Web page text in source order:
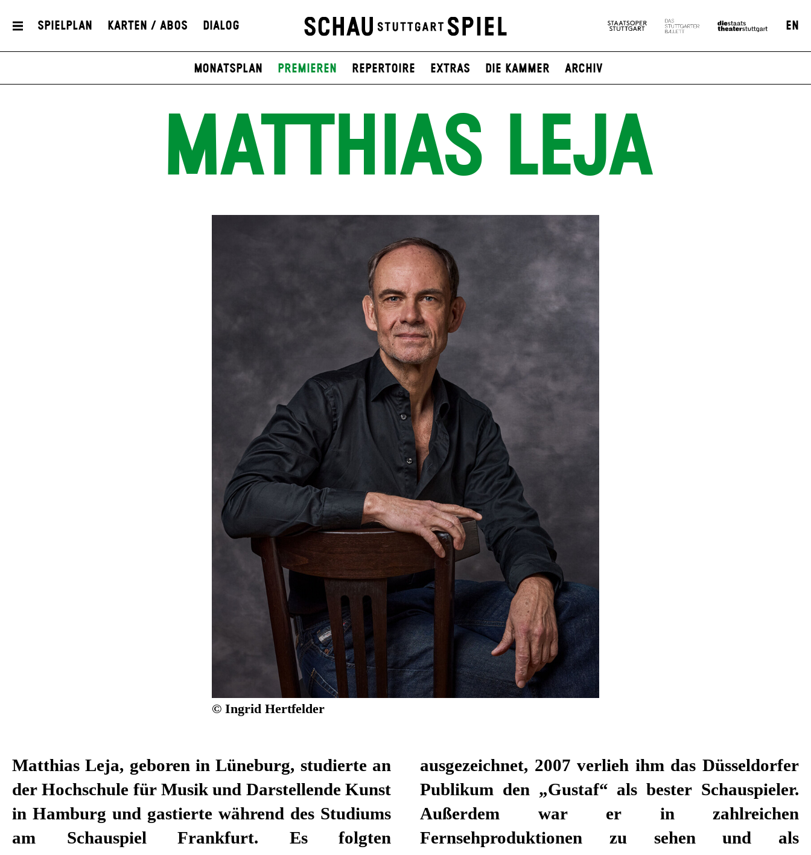
Spielplan Karten / Abos Dialog EN
Monatsplan Premieren Repertoire Extras Die Kammer Archiv
MATTHIAS LEJA
© Ingrid Hertfelder
Matthias Leja, geboren in Lüneburg, studierte an
der Hochschule für Musik und Darstellende Kunst
in Hamburg und gastierte während des Studiums
am Schauspiel Frankfurt. Es folgten
ausgezeichnet, 2007 verlieh ihm das Düsseldorfer
Publikum den „Gustaf“ als bester Schauspieler.
Außerdem war er in zahlreichen
Fernsehproduktionen zu sehen und als